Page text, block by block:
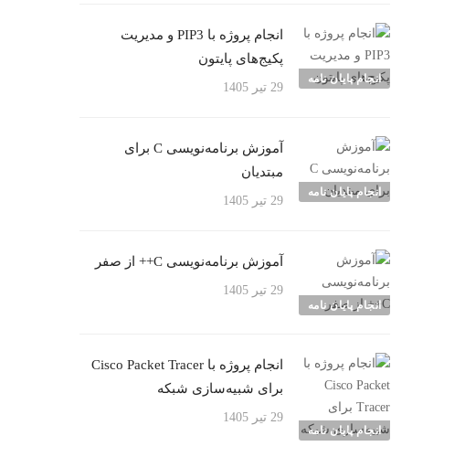
انجام پایان نامه
انجام پروژه با PIP3 و مدیریت
پکیج‌های پایتون
29 تیر 1405
انجام پایان نامه
آموزش برنامه‌نویسی C برای
مبتدیان
29 تیر 1405
انجام پایان نامه
آموزش برنامه‌نویسی C++ از صفر
29 تیر 1405
انجام پایان نامه
انجام پروژه با Cisco Packet Tracer
برای شبیه‌سازی شبکه
29 تیر 1405